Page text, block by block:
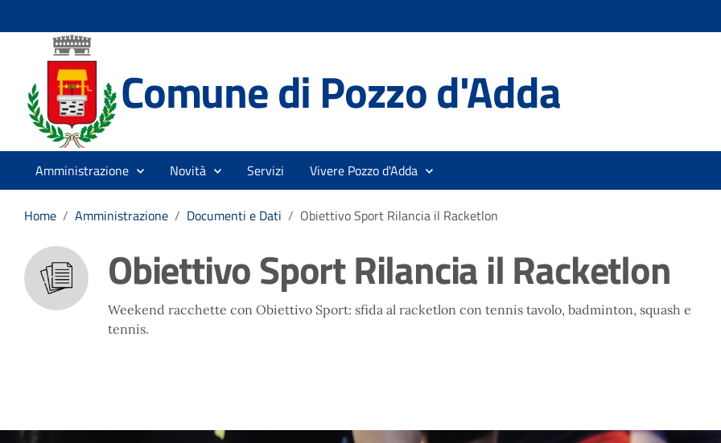
Comune di Pozzo d'Adda
Amministrazione Novità Servizi Vivere Pozzo d'Adda
Home / Amministrazione / Documenti e Dati / Obiettivo Sport Rilancia il Racketlon
Obiettivo Sport Rilancia il Racketlon
Weekend racchette con Obiettivo Sport: sfida al racketlon con tennis tavolo, badminton, squash e
tennis.